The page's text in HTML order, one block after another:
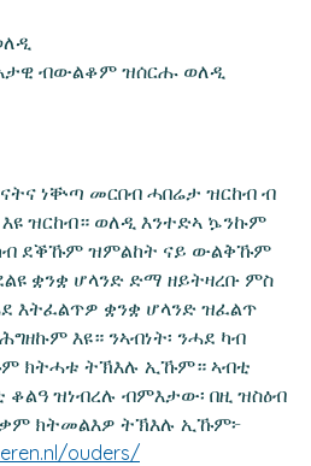
ብውልቆም ዝሰርሑ ወለዲ
ነቝጣ መርበብ ሓበሬታ ዝርከብ ብ
ዝርከብ። ወለዲ እንተድኣ ኴንኩም
ደቕኹም ዝምልከት ናይ ውልቅኹም
ቋንቋ ሆላንድ ድማ ዘይትዛረቡ ምስ
እትፈልጥዎ ቋንቋ ሆላንድ ዝፈልጥ
እዩ። ንኣብነት፡ ንሓደ ካብ
ክትሓቱ ትኽእሉ ኢኹም። ኣብቲ
ዝነብረሉ ብምእታው፡ በዚ ዝስዕብ
ክትመልእዎ ትኽእሉ ኢኹም፦
ouders/